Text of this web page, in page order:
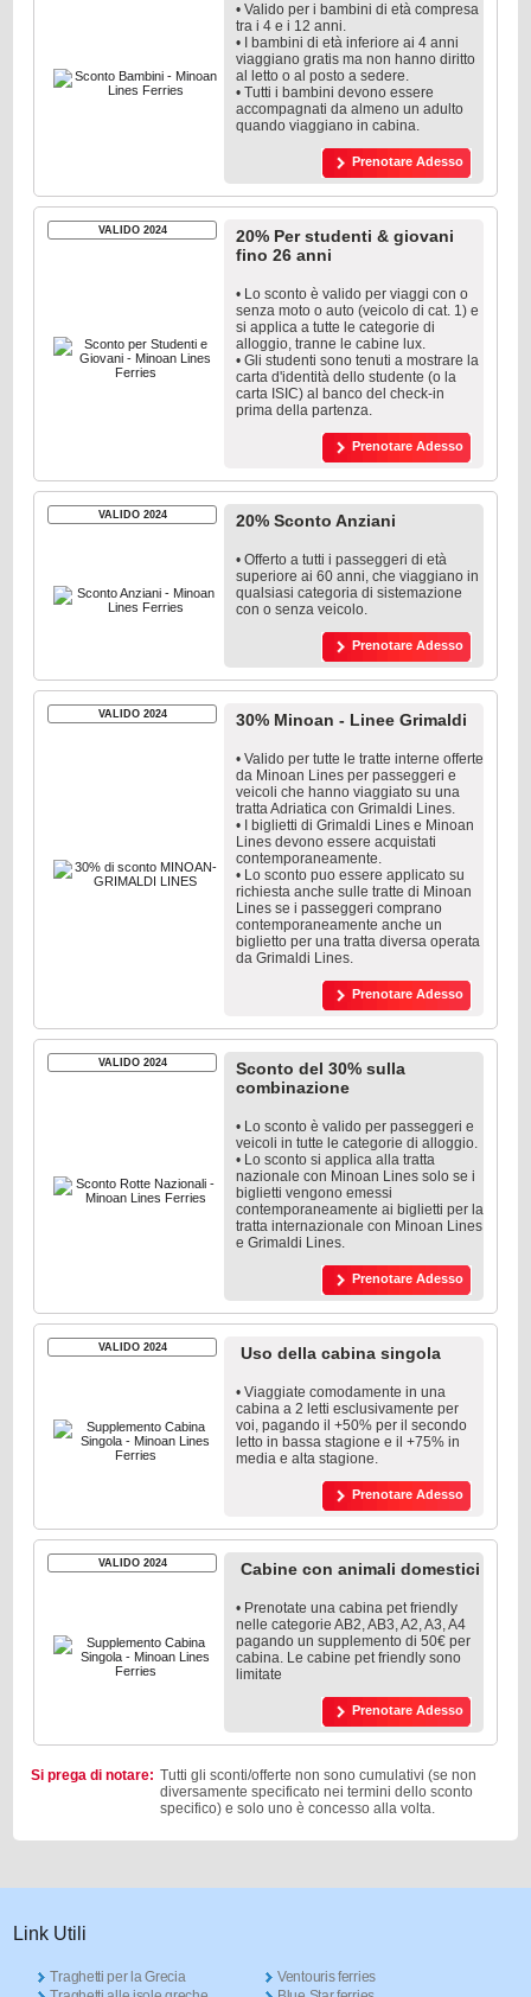
• Valido per i bambini di età compresa
tra i 4 e i 12 anni.
• I bambini di età inferiore ai 4 anni
viaggiano gratis ma non hanno diritto
al letto o al posto a sedere.
• Tutti i bambini devono essere
accompagnati da almeno un adulto
quando viaggiano in cabina.
Prenotare Adesso
VALIDO 2024
20% Per studenti & giovani
fino 26 anni
• Lo sconto è valido per viaggi con o
senza moto o auto (veicolo di cat. 1) e
si applica a tutte le categorie di
alloggio, tranne le cabine lux.
• Gli studenti sono tenuti a mostrare la
carta d'identità dello studente (o la
carta ISIC) al banco del check-in
prima della partenza.
Prenotare Adesso
VALIDO 2024 20% Sconto Anziani
• Offerto a tutti i passeggeri di età
superiore ai 60 anni, che viaggiano in
qualsiasi categoria di sistemazione
con o senza veicolo.
Prenotare Adesso
VALIDO 2024 30% Minoan - Linee Grimaldi
• Valido per tutte le tratte interne offerte
da Minoan Lines per passeggeri e
veicoli che hanno viaggiato su una
tratta Adriatica con Grimaldi Lines.
• I biglietti di Grimaldi Lines e Minoan
Lines devono essere acquistati
contemporaneamente.
• Lo sconto puo essere applicato su
richiesta anche sulle tratte di Minoan
Lines se i passeggeri comprano
contemporaneamente anche un
biglietto per una tratta diversa operata
da Grimaldi Lines.
Prenotare Adesso
VALIDO 2024
Sconto del 30% sulla
combinazione
• Lo sconto è valido per passeggeri e
veicoli in tutte le categorie di alloggio.
• Lo sconto si applica alla tratta
nazionale con Minoan Lines solo se i
biglietti vengono emessi
contemporaneamente ai biglietti per la
tratta internazionale con Minoan Lines
e Grimaldi Lines.
Prenotare Adesso
VALIDO 2024 Uso della cabina singola
• Viaggiate comodamente in una
cabina a 2 letti esclusivamente per
voi, pagando il +50% per il secondo
letto in bassa stagione e il +75% in
media e alta stagione.
Prenotare Adesso
VALIDO 2024 Cabine con animali domestici
• Prenotate una cabina pet friendly
nelle categorie AB2, AB3, A2, A3, A4
pagando un supplemento di 50€ per
cabina. Le cabine pet friendly sono
limitate
Prenotare Adesso
Si prega di notare: Tutti gli sconti/offerte non sono cumulativi (se non
diversamente specificato nei termini dello sconto
specifico) e solo uno è concesso alla volta.
Link Utili
Traghetti per la Grecia
Ventouris ferries